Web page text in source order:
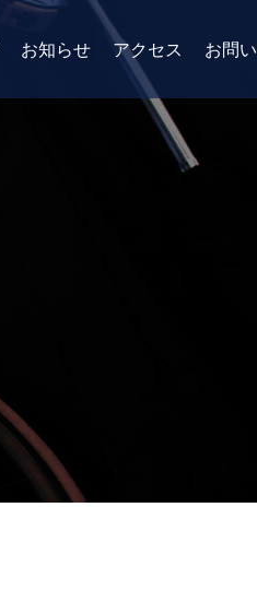
お知らせ アクセス お問